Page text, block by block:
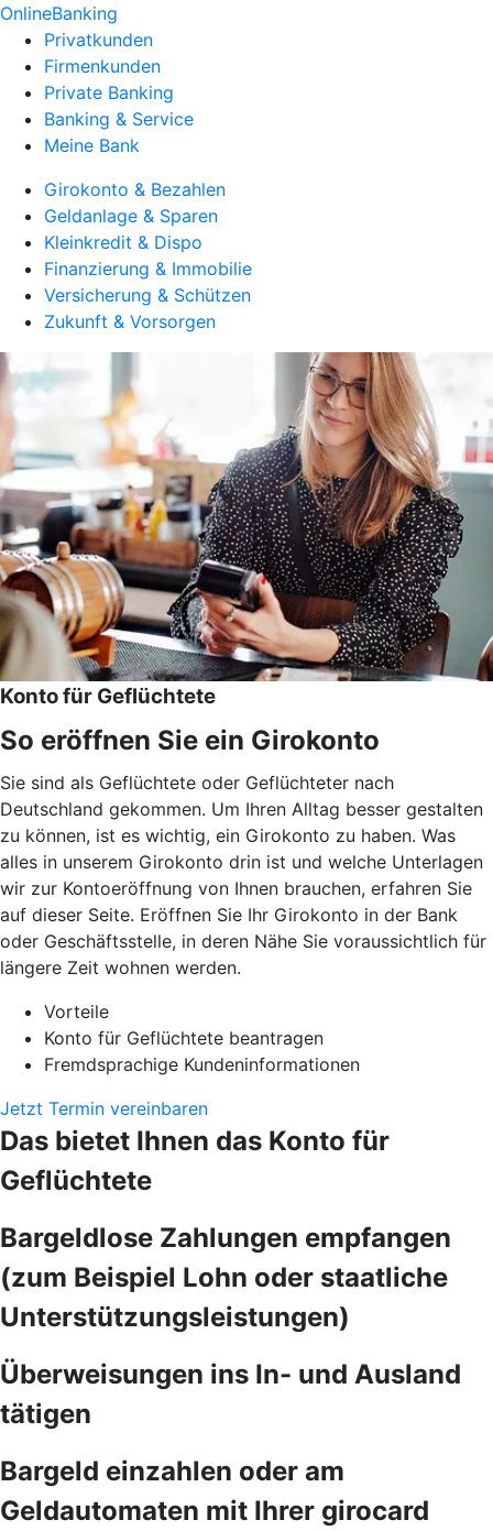
OnlineBanking
Privatkunden
Firmenkunden
Private Banking
Banking & Service
Meine Bank
Girokonto & Bezahlen
Geldanlage & Sparen
Kleinkredit & Dispo
Finanzierung & Immobilie
Versicherung & Schützen
Zukunft & Vorsorgen
Konto für Geflüchtete
So eröffnen Sie ein Girokonto
Sie sind als Geflüchtete oder Geflüchteter nach
Deutschland gekommen. Um Ihren Alltag besser gestalten
zu können, ist es wichtig, ein Girokonto zu haben. Was
alles in unserem Girokonto drin ist und welche Unterlagen
wir zur Kontoeröffnung von Ihnen brauchen, erfahren Sie
auf dieser Seite. Eröffnen Sie Ihr Girokonto in der Bank
oder Geschäftsstelle, in deren Nähe Sie voraussichtlich für
längere Zeit wohnen werden.
Vorteile
Konto für Geflüchtete beantragen
Fremdsprachige Kundeninformationen
Jetzt Termin vereinbaren
Das bietet Ihnen das Konto für
Geflüchtete
Bargeldlose Zahlungen empfangen
(zum Beispiel Lohn oder staatliche
Unterstützungsleistungen)
Überweisungen ins In- und Ausland
tätigen
Bargeld einzahlen oder am
Geldautomaten mit Ihrer girocard